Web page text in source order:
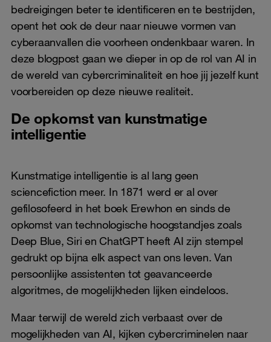
bedreigingen beter te identificeren en te bestrijden,
opent het ook de deur naar nieuwe vormen van
cyberaanvallen die voorheen ondenkbaar waren. In
deze blogpost gaan we dieper in op de rol van AI in
de wereld van cybercriminaliteit en hoe jij jezelf kunt
voorbereiden op deze nieuwe realiteit.
De opkomst van kunstmatige
intelligentie
Kunstmatige intelligentie is al lang geen
sciencefiction meer. In 1871 werd er al over
gefilosofeerd in het boek Erewhon en sinds de
opkomst van technologische hoogstandjes zoals
Deep Blue, Siri en ChatGPT heeft AI zijn stempel
gedrukt op bijna elk aspect van ons leven. Van
persoonlijke assistenten tot geavanceerde
algoritmes, de mogelijkheden lijken eindeloos.
Maar terwijl de wereld zich verbaast over de
mogelijkheden van AI, kijken cybercriminelen naar